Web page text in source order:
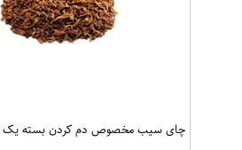
چای سیب مخصوص دم کردن بسته یک